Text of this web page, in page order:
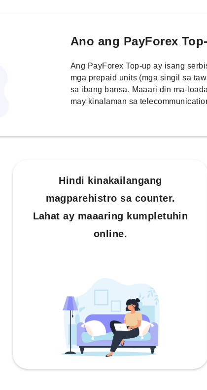
Ano ang PayForex
Ang PayForex Top-up ay isang
mga prepaid units (mga singil sa
sa ibang bansa. Maaari din ma-
may kinalaman sa
Hindi kinakailangang
magparehistro sa counter.
Lahat ay maaaring kumpletuhin
online.